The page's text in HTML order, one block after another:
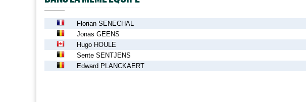
Florian SENECHAL
Jonas GEENS
Hugo HOULE
Sente SENTJENS
Edward PLANCKAERT